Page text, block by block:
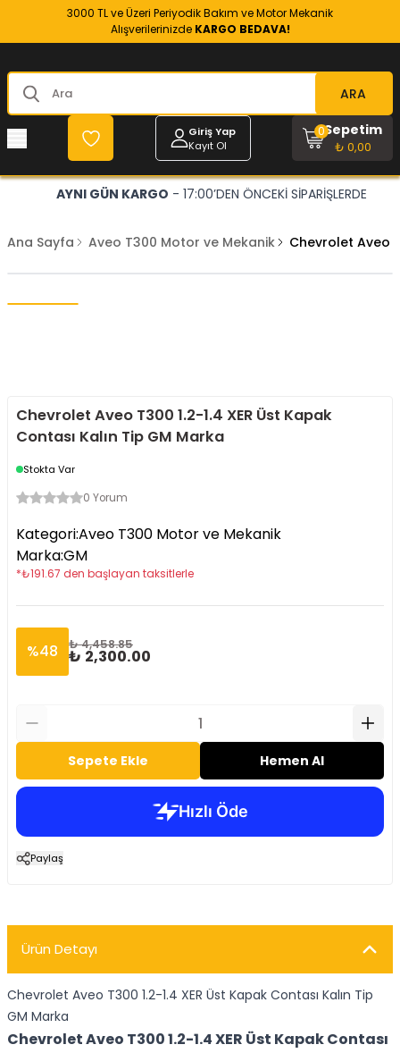
3000 TL ve Üzeri Periyodik Bakım ve Motor Mekanik
Alışverilerinizde KARGO BEDAVA!
ARA
Giriş Yap
Kayıt Ol
Sepetim
₺ 0,00
0
AYNI GÜN KARGO - 17:00’DEN ÖNCEKİ SİPARİŞLERDE
Ana Sayfa Aveo T300 Motor ve Mekanik Chevrolet Aveo
Chevrolet Aveo T300 1.2-1.4 XER Üst Kapak
Contası Kalın Tip GM Marka
Stokta Var
0 Yorum
Kategori:Aveo T300 Motor ve Mekanik
Marka:GM
*₺191.67 den başlayan taksitlerle
%48 ₺ 4,458.85
₺ 2,300.00
Sepete Ekle Hemen Al
Paylaş
Ürün Detayı
Chevrolet Aveo T300 1.2-1.4 XER Üst Kapak Contası Kalın Tip
GM Marka
Chevrolet Aveo T300 1.2-1.4 XER Üst Kapak Contası